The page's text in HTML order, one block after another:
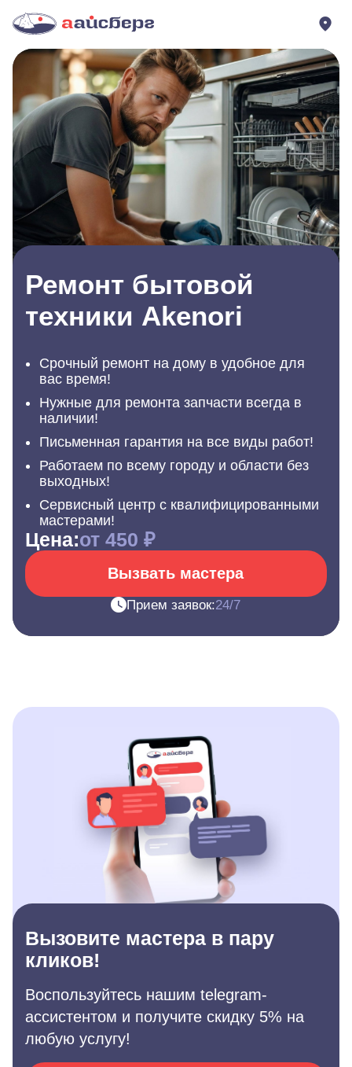
Ремонт бытовой
техники Akenori
Срочный ремонт на дому в удобное для
вас время!
Нужные для ремонта запчасти всегда в
наличии!
Письменная гарантия на все виды работ!
Работаем по всему городу и области без
выходных!
Сервисный центр с квалифицированными
мастерами!
Цена:от 450 ₽
Вызвать мастера
Прием заявок:24/7
Вызовите мастера в пару
кликов!
Воспользуйтесь нашим telegram-
ассистентом и получите скидку 5% на
любую услугу!